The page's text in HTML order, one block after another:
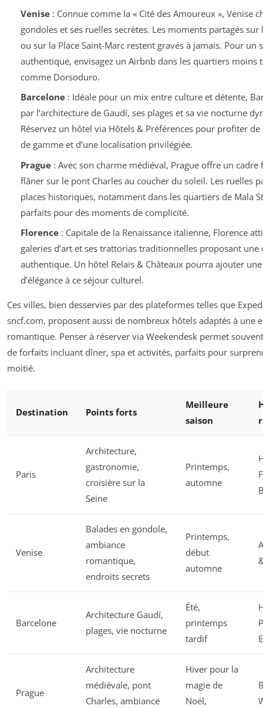
Venise: Connue comme la « Cité des Amoureux », Venise
gondoles et ses ruelles secrètes. Les moments partagés sur
ou sur la Place Saint-Marc restent gravés à jamais. Pour un
authentique, envisagez un Airbnb dans les quartiers moins
comme Dorsoduro.
Barcelone: Idéale pour un mix entre culture et détente,
par l’architecture de Gaudí, ses plages et sa vie nocturne
Réservez un hôtel via Hôtels & Préférences pour profiter
de gamme et d’une localisation privilégiée.
Prague: Avec son charme médiéval, Prague offre un cadre
flâner sur le pont Charles au coucher du soleil. Les ruelles
places historiques, notamment dans les quartiers de Mala
parfaits pour des moments de complicité.
Florence: Capitale de la Renaissance italienne, Florence
galeries d’art et ses trattorias traditionnelles proposant une
authentique. Un hôtel Relais & Châteaux pourra ajouter
d’élégance à ce séjour culturel.
Ces villes, bien desservies par des plateformes telles que
sncf.com, proposent aussi de nombreux hôtels adaptés à une
romantique. Penser à réserver via Weekendesk permet
de forfaits incluant dîner, spa et activités, parfaits pour
moitié.
Destination Points forts
Meilleure
saison
Paris
Architecture,
gastronomie,
croisière sur la
Seine
Printemps,
automne
Venise
Balades en gondole,
ambiance
romantique,
endroits secrets
Printemps,
début
automne
Barcelone
Architecture Gaudí,
plages, vie nocturne
Été,
printemps
tardif
Prague
Architecture
médiévale, pont
Charles, ambiance
Hiver pour la
magie de
Noël,